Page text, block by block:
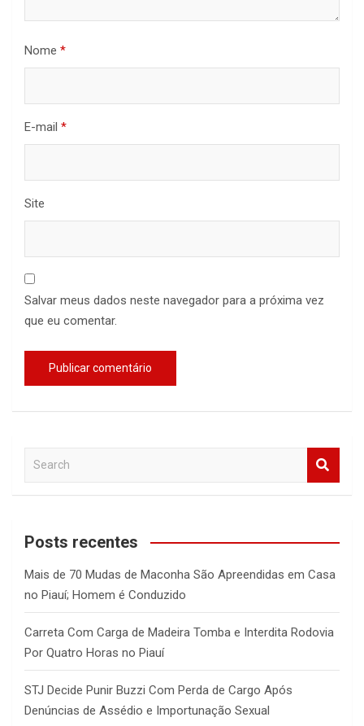
Nome *
E-mail *
Site
Salvar meus dados neste navegador para a próxima vez
que eu comentar.
a
c
Posts recentes
Mais de 70 Mudas de Maconha São Apreendidas em Casa
no Piauí; Homem é Conduzido
Carreta Com Carga de Madeira Tomba e Interdita Rodovia
Por Quatro Horas no Piauí
STJ Decide Punir Buzzi Com Perda de Cargo Após
Denúncias de Assédio e Importunação Sexual